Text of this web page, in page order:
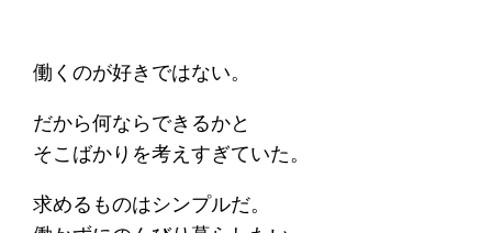
働くのが好きではない。
だから何ならできるかと
そこばかりを考えすぎていた。
求めるものはシンプルだ。